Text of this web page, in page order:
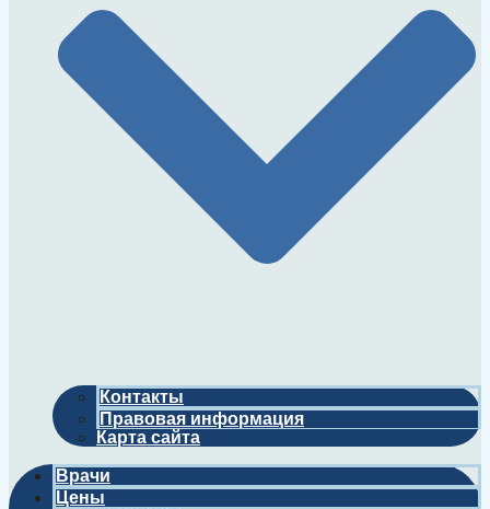
Контакты
Правовая информация
Карта сайта
Врачи
Цены